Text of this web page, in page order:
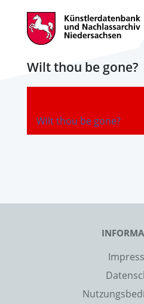
Wilt thou be gone?
Wilt thou be gone?